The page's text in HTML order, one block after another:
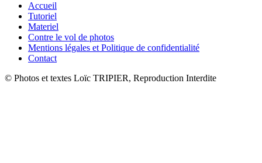
Accueil
Tutoriel
Materiel
Contre le vol de photos
Mentions légales et Politique de confidentialité
Contact
© Photos et textes Loïc TRIPIER, Reproduction Interdite